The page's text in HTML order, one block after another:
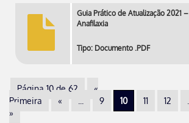
Guia Prático de Atualização 2021 –
Anafilaxia
Tipo: Documento .PDF
Página 10 de 62
«
Primeira
« 9 10 11 12
»